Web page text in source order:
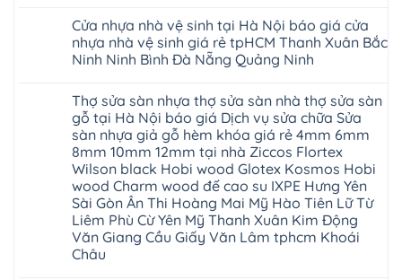
Kỳ
Đan
Phượng
Gia
Ninh
Thanh
Miện
Nghệ
An
Thanh
Hà
Ninh
Bình
Thái
Bình
Thanh
Hóa
Quỳnh
Phụ
Bắc
Ninh
Tuyên
Quang
Hải
Phòng
sang
trọng
4mm
giá
bao
nhiêu
Sàn
Glotex
có
tốt
không
sàn
nhựa
glotex
của
nước
nào
Hà
Nội
Thanh
bình
luận
ở
Cửa
ngủ
tại
Hà
Nội
cửa
composite
báo
giá
rẻ
Bắc
Ninh
Thanh
Xuân
Tây
Hồ
Cửa nhựa nhà vệ sinh tại Hà Nội báo giá cửa
nhựa nhà vệ sinh giá rẻ tpHCM Thanh Xuân Bắc
Ninh Ninh Bình Đà Nẵng Quảng Ninh
bình
luận
ở
Cửa
nhựa
nhà
vệ
sinh
tại
Hà
Nội
báo
giá
cửa
nhựa
Thợ sửa sàn nhựa thợ sửa sàn nhà thợ sửa sàn
gỗ tại Hà Nội báo giá Dịch vụ sửa chữa Sửa
sàn nhựa giả gỗ hèm khóa giá rẻ 4mm 6mm
8mm 10mm 12mm tại nhà Ziccos Flortex
Wilson black Hobi wood Glotex Kosmos Hobi
wood Charm wood đế cao su IXPE Hưng Yên
Sài Gòn Ân Thi Hoàng Mai Mỹ Hào Tiên Lữ Từ
Liêm Phù Cừ Yên Mỹ Thanh Xuân Kim Động
Văn Giang Cầu Giấy Văn Lâm tphcm Khoái
Châu